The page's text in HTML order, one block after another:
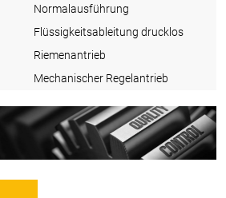
Normalausführung
Flüssigkeitsableitung drucklos
Riemenantrieb
Mechanischer Regelantrieb